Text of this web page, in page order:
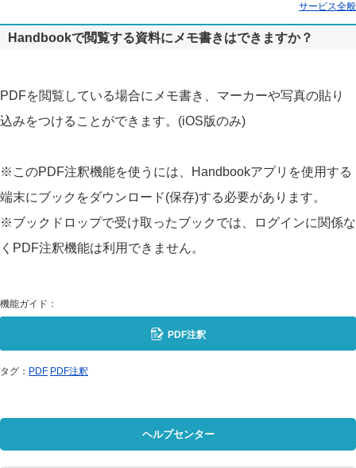
サービス全般
Handbookで閲覧する資料にメモ書きはできますか？
PDFを閲覧している場合にメモ書き、マーカーや写真の貼り
込みをつけることができます。(iOS版のみ)
※このPDF注釈機能を使うには、Handbookアプリを使用する
端末にブックをダウンロード(保存)する必要があります。
※ブックドロップで受け取ったブックでは、ログインに関係な
くPDF注釈機能は利用できません。
機能ガイド：
PDF注釈
タグ： PDF PDF注釈
ヘルプセンター